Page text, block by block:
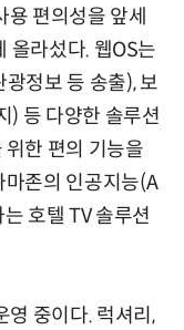
편의성을 앞세
올라섰다. 웹OS는
정보 등 송출), 보
) 등 다양한 솔루션
한 편의 기능을
마존의 인공지능(A
호텔 TV 솔루션
영 중이다. 럭셔리,